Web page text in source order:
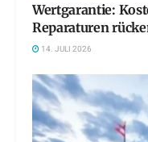
Wertgarantie:
Reparaturen
14. JULI 2026